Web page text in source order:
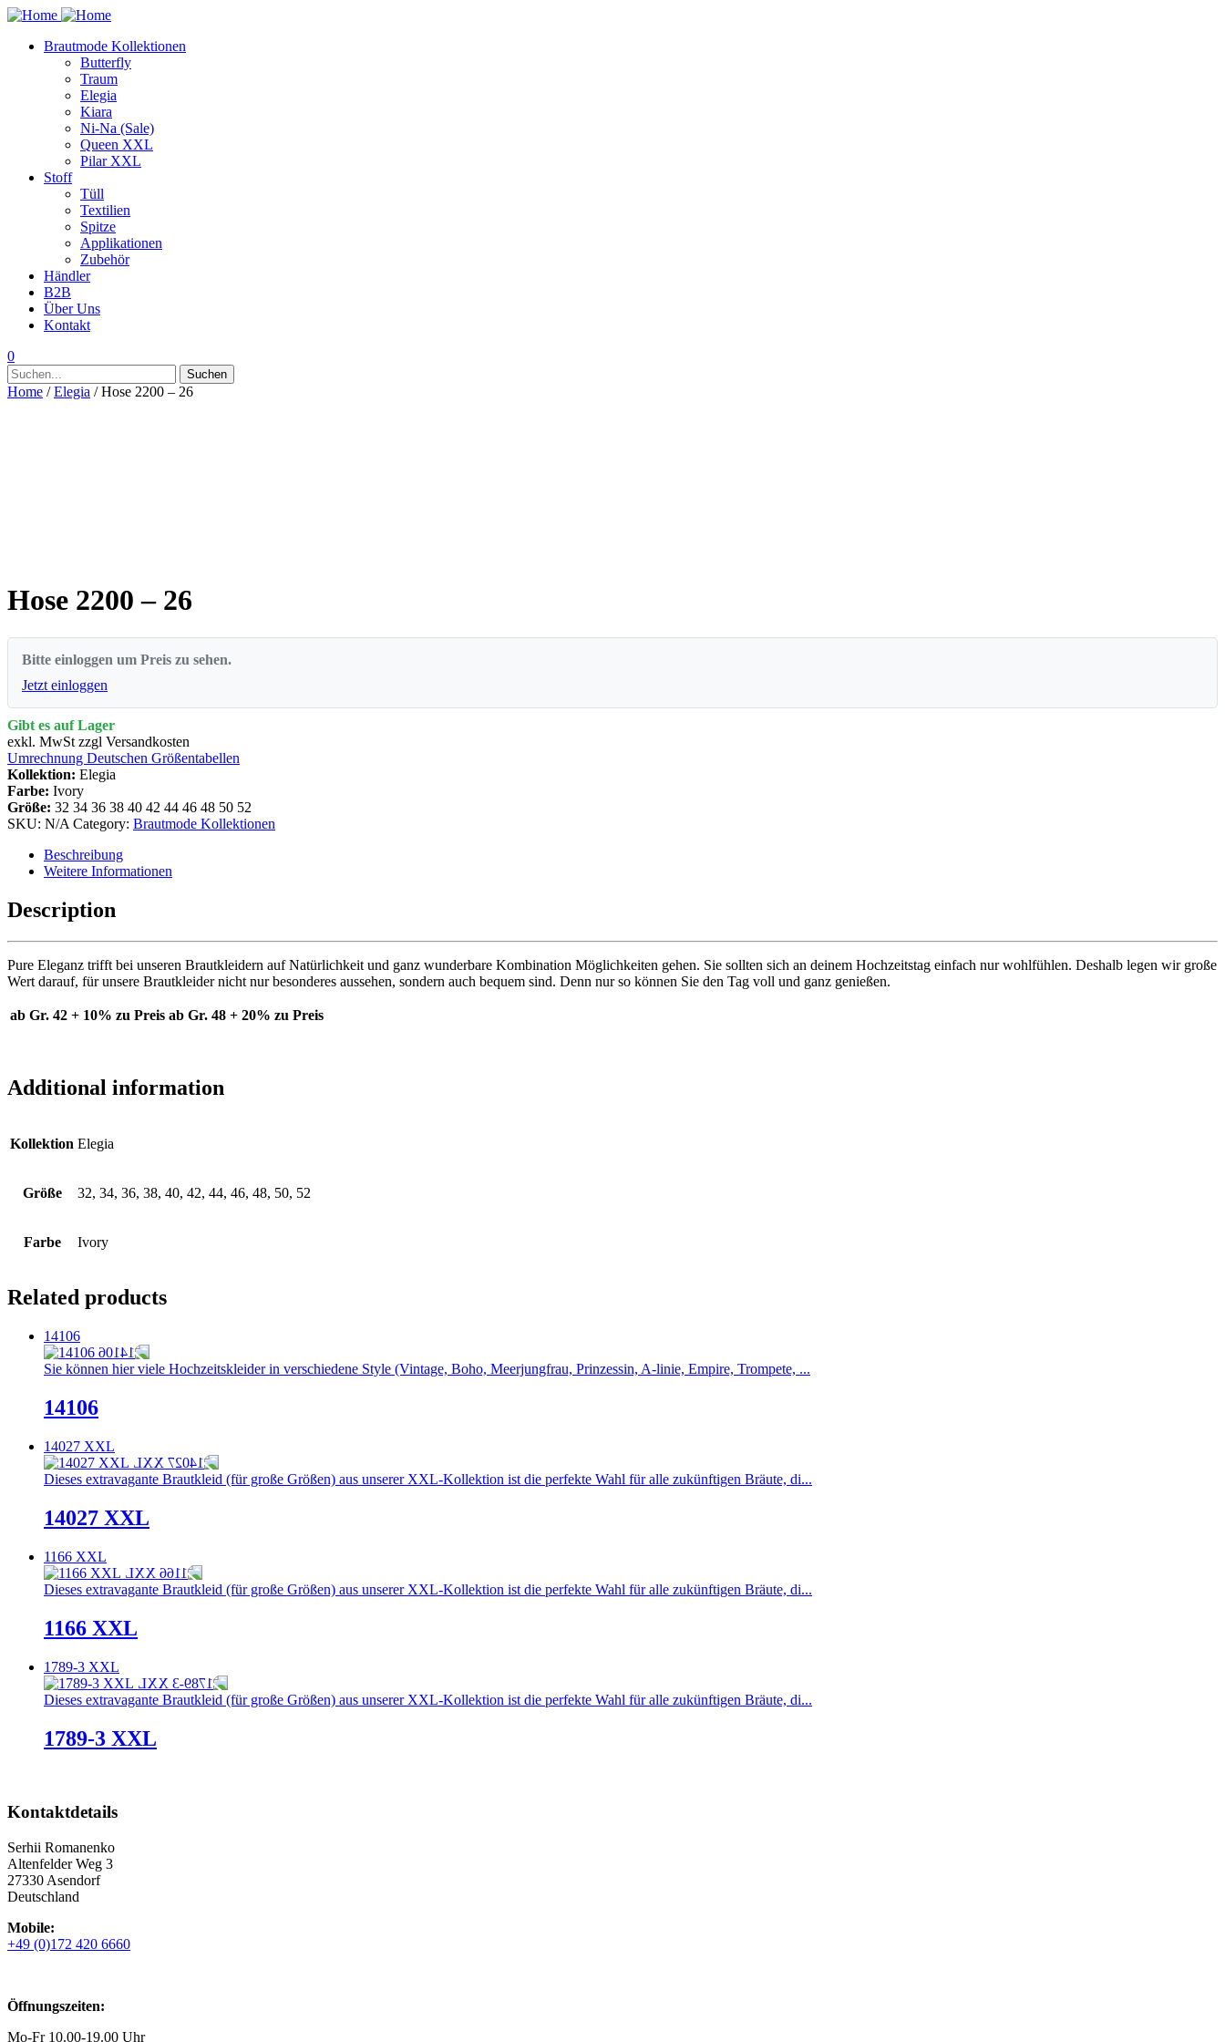
Brautmode Kollektionen
Butterfly
Traum
Elegia
Kiara
Ni-Na (Sale)
Queen XXL
Pilar XXL
Stoff
Tüll
Textilien
Spitze
Applikationen
Zubehör
Händler
B2B
Über Uns
Kontakt
0
Suchen
nach:
Suchen
Home /Elegia / Hose 2200 – 26
Hose 2200 – 26
Bitte einloggen um Preis zu sehen.
Jetzt einloggen
Gibt es auf Lager
exkl. MwSt zzgl Versandkosten
Umrechnung Deutschen Größentabellen
Kollektion: Elegia
Farbe: Ivory
Größe: 32 34 36 38 40 42 44 46 48 50 52
SKU: N/A Category: Brautmode Kollektionen
Beschreibung
Weitere Informationen
Description
Pure Eleganz trifft bei unseren Brautkleidern auf Natürlichkeit und ganz wunderbare Kombination Möglichkeiten gehen. Sie sollten sich an deinem Hochzeitstag einfach nur wohlfühlen. Deshalb legen wir große
Wert darauf, für unsere Brautkleider nicht nur besonderes aussehen, sondern auch bequem sind. Denn nur so können Sie den Tag voll und ganz genießen.
ab Gr. 42 + 10% zu Preis ab Gr. 48 + 20% zu Preis
Additional information
Kollektion Elegia
Größe 32, 34, 36, 38, 40, 42, 44, 46, 48, 50, 52
Farbe Ivory
Related products
14106
Sie können hier viele Hochzeitskleider in verschiedene Style (Vintage, Boho, Meerjungfrau, Prinzessin, A-linie, Empire, Trompete, ...
14106
14027 XXL
Dieses extravagante Brautkleid (für große Größen) aus unserer XXL-Kollektion ist die perfekte Wahl für alle zukünftigen Bräute, di...
14027 XXL
1166 XXL
Dieses extravagante Brautkleid (für große Größen) aus unserer XXL-Kollektion ist die perfekte Wahl für alle zukünftigen Bräute, di...
1166 XXL
1789-3 XXL
Dieses extravagante Brautkleid (für große Größen) aus unserer XXL-Kollektion ist die perfekte Wahl für alle zukünftigen Bräute, di...
1789-3 XXL
Kontaktdetails
Serhii Romanenko
Altenfelder Weg 3
27330 Asendorf
Deutschland
Mobile:
+49 (0)172 420 6660
Öffnungszeiten:
Mo-Fr 10.00-19.00 Uhr